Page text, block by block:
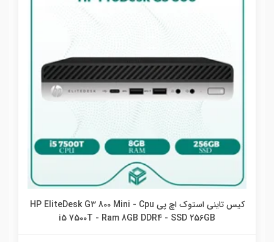
کیس تاینی استوک اچ پی HP EliteDesk G3 800 Mini - Cpu
i5 7500T - Ram 8GB DDR4 - SSD 256GB